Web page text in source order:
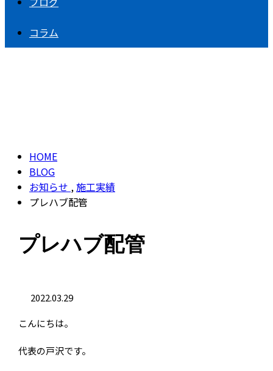
コラム
HOME
BLOG
お知らせ ,施工実績
プレハブ配管
プレハブ配管
2022.03.29
こんにちは。
代表の戸沢です。